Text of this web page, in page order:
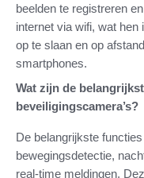
beelden te registreren
internet via wifi, wat hen
op te slaan en op
smartphones.
Wat zijn de
beveiligingscamera’s?
De belangrijkste
bewegingsdetectie,
real-time meldingen.